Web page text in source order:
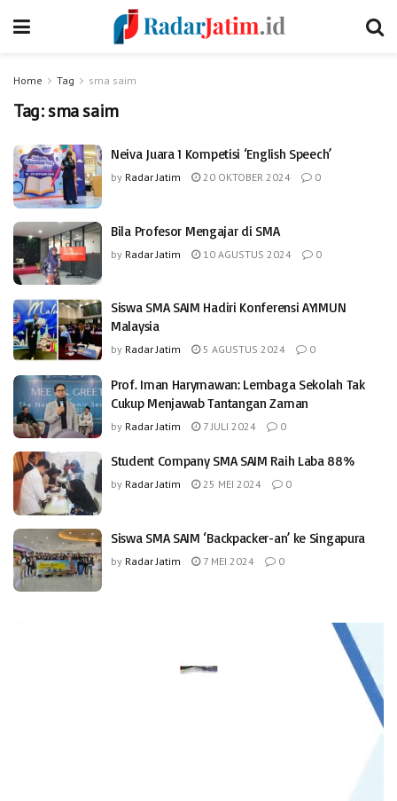
Home Tag sma saim
Tag:sma saim
Neiva Juara 1 Kompetisi ‘English Speech’
by Radar Jatim 20 OKTOBER 2024 0
Bila Profesor Mengajar di SMA
by Radar Jatim 10 AGUSTUS 2024 0
Siswa SMA SAIM Hadiri Konferensi AYIMUN
Malaysia
by Radar Jatim 5 AGUSTUS 2024 0
Prof. Iman Harymawan: Lembaga Sekolah Tak
Cukup Menjawab Tantangan Zaman
by Radar Jatim 7 JULI 2024 0
Student Company SMA SAIM Raih Laba 88%
by Radar Jatim 25 MEI 2024 0
Siswa SMA SAIM ‘Backpacker-an’ ke Singapura
by Radar Jatim 7 MEI 2024 0